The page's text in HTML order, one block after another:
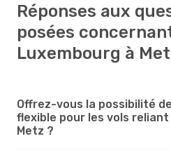
Réponses aux
posées
Luxembourg à
Offrez-vous la possibilité
flexible pour les vols reliant
Metz ?